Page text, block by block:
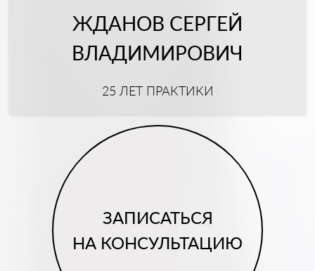
ЖДАНОВ СЕРГЕЙ
ВЛАДИМИРОВИЧ
25 ЛЕТ ПРАКТИКИ
ЗАПИСАТЬСЯ
НА КОНСУЛЬТАЦИЮ